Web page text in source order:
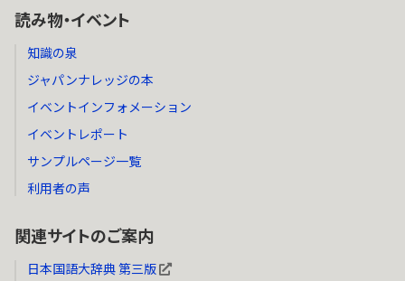
読み物・イベント
知識の泉
ジャパンナレッジの本
イベントインフォメーション
イベントレポート
サンプルページ一覧
利用者の声
関連サイトのご案内
日本国語大辞典 第三版